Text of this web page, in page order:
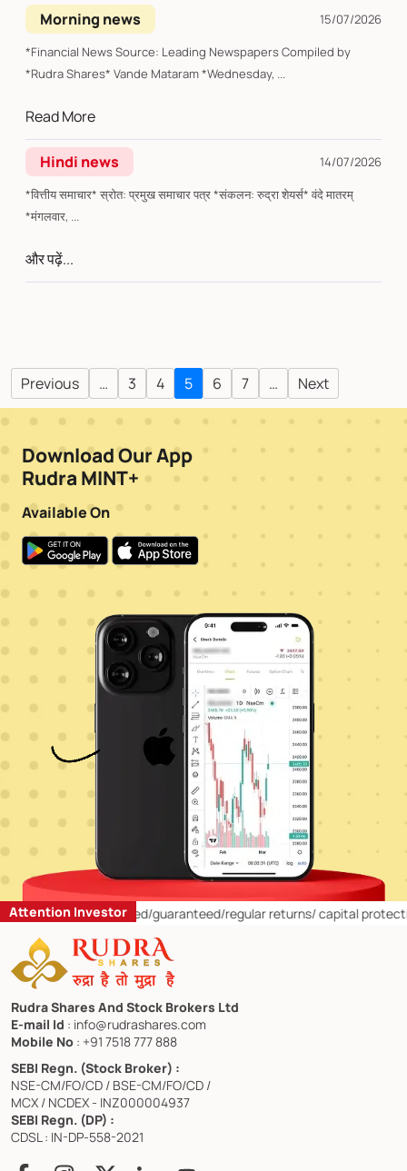
Morning news
15/07/2026
*Financial News Source: Leading Newspapers Compiled by
*Rudra Shares* Vande Mataram *Wednesday, ...
Read More
Hindi news
14/07/2026
*वित्तीय समाचार* स्रोत: प्रमुख समाचार पत्र *संकलन: रुद्रा शेयर्स* वंदे मातरम्
*मंगलवार, ...
और पढ़ें...
Previous … 3 4 5 6 7 … Next
Download Our App
Rudra MINT+
Available On
Attention Investor
1)Offering fixed/guaranteed/regular returns/ capital protection
Rudra Shares And Stock Brokers Ltd
E-mail Id : info@rudrashares.com
Mobile No : +91 7518 777 888
SEBI Regn. (Stock Broker) :
NSE-CM/FO/CD / BSE-CM/FO/CD /
MCX / NCDEX - INZ000004937
SEBI Regn. (DP) :
CDSL : IN-DP-558-2021